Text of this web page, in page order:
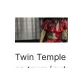
Twin